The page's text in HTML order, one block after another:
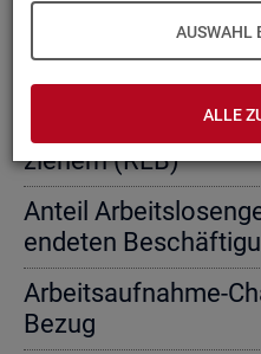
AUSWAHL
ALLE
Ab­gangs­ra­te von
emp­fän­gern
Ab­gangs­ra­te von
zie­hern (RLB)
An­teil
en­de­ten
Ar­beits­auf­nah­me-
Bezug